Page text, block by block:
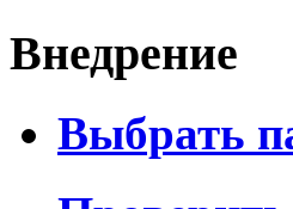
Внедрение
Выбрать